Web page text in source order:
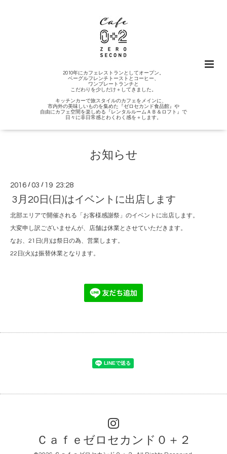
2010年にカフェレストランとしてオープン。
ベーグルフレンチトーストとコーヒー、
ワンプレートランチと
こだわりを少しだけ＋してきました。
キッチンカーで旅スタイルのカフェをメインに、
市内外の美味しいものを集めた『ゼロセカンド食品館』や
自由にカフェ空間を楽しめる『レンタルルームＡＢ＆ロフト』で
日々に非日常感とわくわく感を＋します。
お知らせ
2016 /03 / 19 23:28
3月20日(日)はイベントに出店します
北部エリアで開催される「お客様感謝祭」のイベントに出店します。
大変申し訳ございませんが、店舗は休業とさせていただきます。
なお、21日(月)は祭日の為、営業します。
22日(火)は振替休業となります。
Ｃａｆｅゼロセカンド０＋２